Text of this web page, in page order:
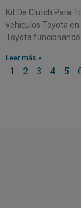
Kit De Clutch Para
vehículos Toyota
Toyota
Leer más »
1 2 3 4 5